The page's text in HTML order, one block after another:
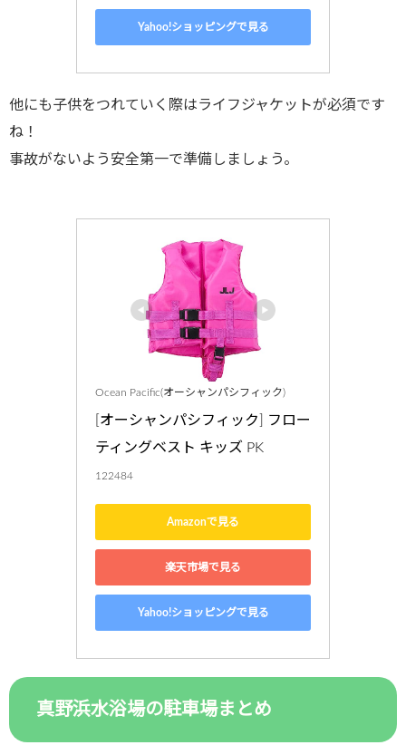
Yahoo!ショッピングで見る
他にも子供をつれていく際はライフジャケットが必須です
ね！
事故がないよう安全第一で準備しましょう。
Ocean Pacific(オーシャンパシフィック)
[オーシャンパシフィック] フロー
ティングベスト キッズ PK
122484
Amazonで見る
楽天市場で見る
Yahoo!ショッピングで見る
真野浜水浴場の駐車場まとめ